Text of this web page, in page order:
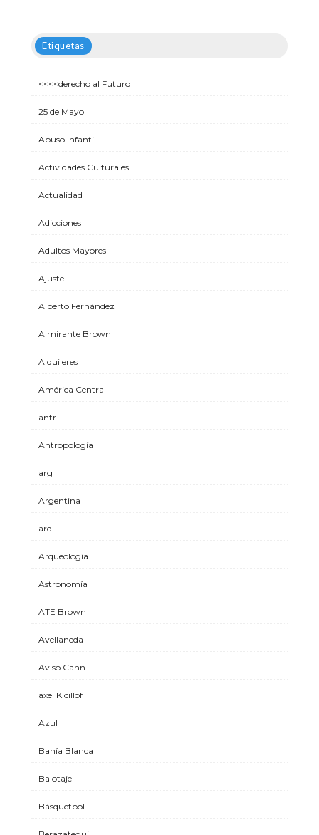
Etiquetas
<<<<derecho al Futuro
25 de Mayo
Abuso Infantil
Actividades Culturales
Actualidad
Adicciones
Adultos Mayores
Ajuste
Alberto Fernández
Almirante Brown
Alquileres
América Central
antr
Antropología
arg
Argentina
arq
Arqueología
Astronomía
ATE Brown
Avellaneda
Aviso Cann
axel Kicillof
Azul
Bahía Blanca
Balotaje
Básquetbol